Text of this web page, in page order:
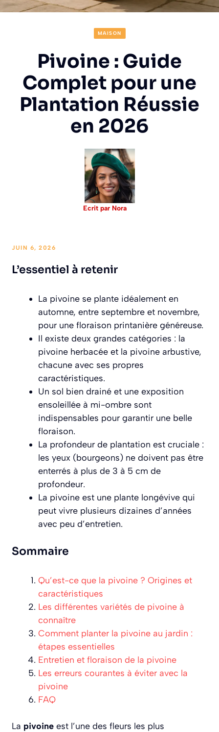
MAISON
Pivoine : Guide
Complet pour une
Plantation Réussie
en 2026
Ecrit par Nora
JUIN 6, 2026
L’essentiel à retenir
La pivoine se plante idéalement en
automne, entre septembre et novembre,
pour une floraison printanière généreuse.
Il existe deux grandes catégories : la
pivoine herbacée et la pivoine arbustive,
chacune avec ses propres
caractéristiques.
Un sol bien drainé et une exposition
ensoleillée à mi-ombre sont
indispensables pour garantir une belle
floraison.
La profondeur de plantation est cruciale :
les yeux (bourgeons) ne doivent pas être
enterrés à plus de 3 à 5 cm de
profondeur.
La pivoine est une plante longévive qui
peut vivre plusieurs dizaines d’années
avec peu d’entretien.
Sommaire
Qu’est-ce que la pivoine ? Origines et
caractéristiques
Les différentes variétés de pivoine à
connaître
Comment planter la pivoine au jardin :
étapes essentielles
Entretien et floraison de la pivoine
Les erreurs courantes à éviter avec la
pivoine
FAQ
La pivoine est l’une des fleurs les plus